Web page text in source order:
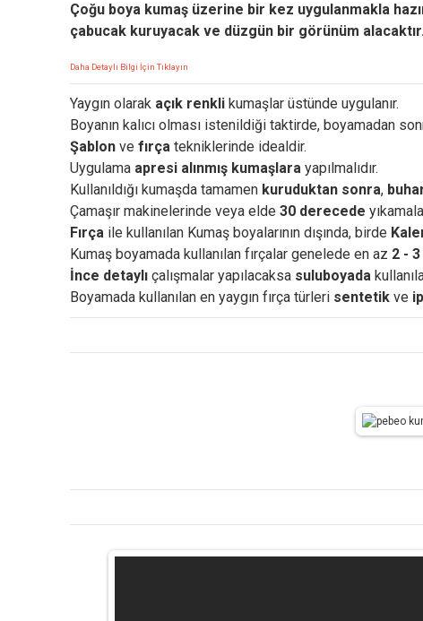
Çoğu boya kumaş üzerine bir kez uygulanmakla
çabucak kuruyacak ve düzgün bir görünüm
Daha Detaylı Bilgi İçin Tıklayın
Yaygın olarak açık renkli kumaşlar üstünde uygulanır.
Boyanın kalıcı olması istenildiği taktirde, boyamadan
Şablon ve fırça tekniklerinde idealdir.
Uygulama apresi alınmış kumaşlara yapılmalıdır.
Kullanıldığı kumaşda tamamen kuruduktan sonra,
Çamaşır makinelerinde veya elde 30 derecede
Fırça ile kullanılan Kumaş boyalarının dışında, birde
Kumaş boyamada kullanılan fırçalar genelede en az 2 -
İnce detaylı çalışmalar yapılacaksa suluboyada
Boyamada kullanılan en yaygın fırça türleri sentetik ve